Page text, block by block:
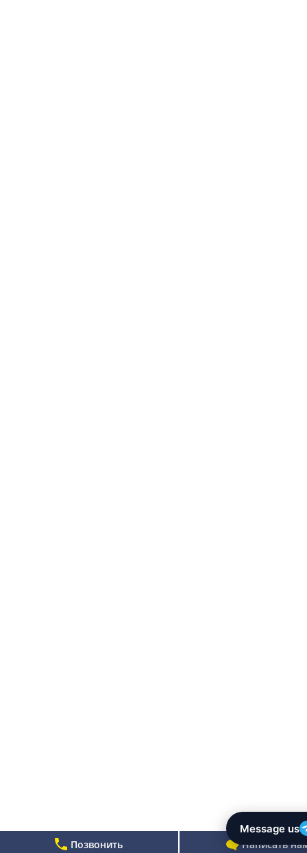
Позвонить Написать